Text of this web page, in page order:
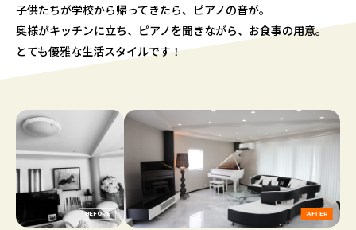
子供たちが学校から帰ってきたら、ピアノの音が。
奥様がキッチンに立ち、ピアノを聞きながら、お食事の用意。
とても優雅な生活スタイルです！